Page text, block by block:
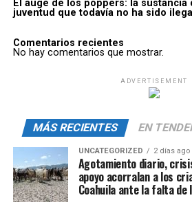
El auge de los poppers: la sustancia
juventud que todavía no ha sido
Comentarios recientes
No hay comentarios que mostrar.
ADVERTISEMENT
MÁS RECIENTES EN
UNCATEGORIZED 2 días ago
Agotamiento diario,
apoyo acorralan a los
Coahuila ante la falta de